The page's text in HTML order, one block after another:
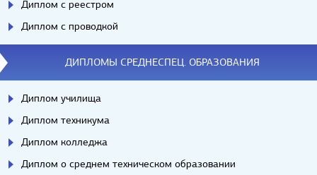
Диплом с реестром
Диплом с проводкой
ДИПЛОМЫ СРЕДНЕСПЕЦ. ОБРАЗОВАНИЯ
Диплом училища
Диплом техникума
Диплом колледжа
Диплом о среднем техническом образовании